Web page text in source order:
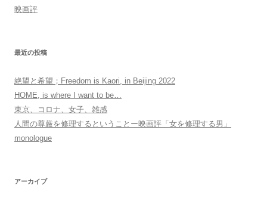
映画評
最近の投稿
絶望と希望；Freedom is Kaori, in Beijing 2022
HOME, is where I want to be…
東京、コロナ、女子、雑感
人間の尊厳を修理するということー映画評「女を修理する男」
monologue
アーカイブ